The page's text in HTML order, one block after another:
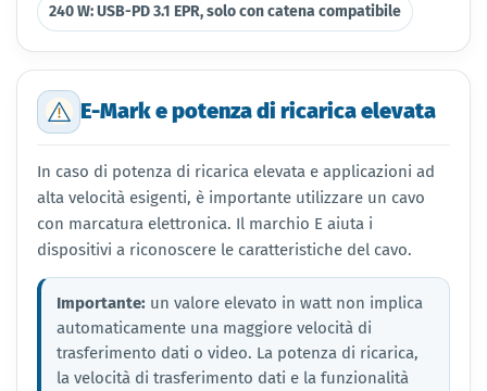
240 W: USB-PD 3.1 EPR, solo con catena compatibile
E-Mark e potenza di ricarica elevata
In caso di potenza di ricarica elevata e applicazioni ad
alta velocità esigenti, è importante utilizzare un cavo
con marcatura elettronica. Il marchio E aiuta i
dispositivi a riconoscere le caratteristiche del cavo.
Importante: un valore elevato in watt non implica
automaticamente una maggiore velocità di
trasferimento dati o video. La potenza di ricarica,
la velocità di trasferimento dati e la funzionalità